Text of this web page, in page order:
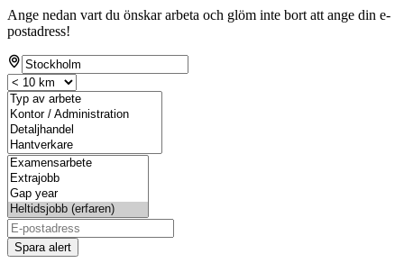
Ange nedan vart du önskar arbeta och glöm inte bort att ange din e-
postadress!
Spara alert